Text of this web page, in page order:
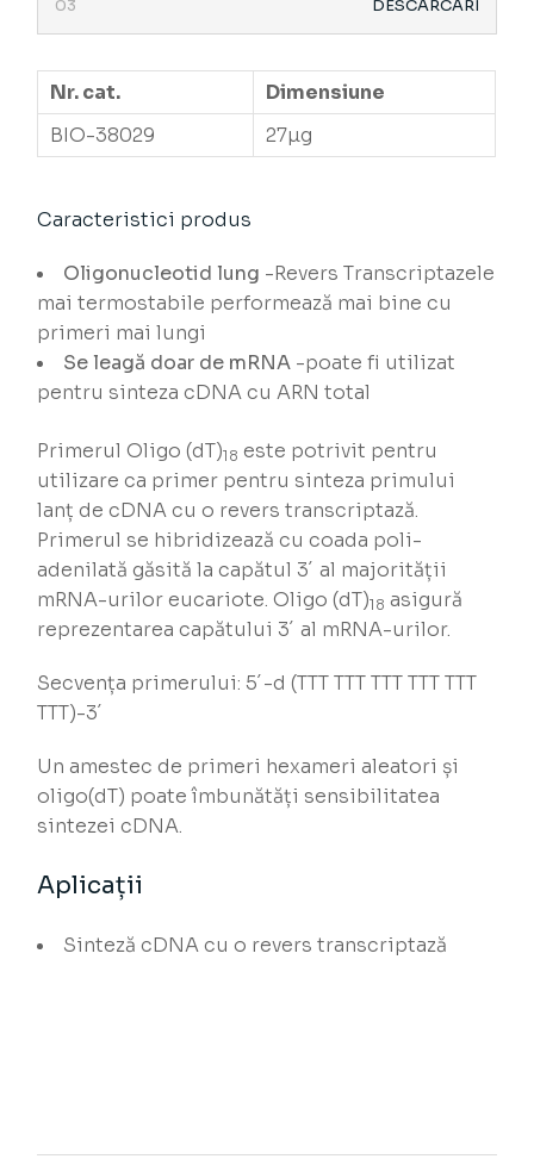
DESCĂRCĂRI
Nr. cat.
Dimensiune
BIO-38029
27µg
Caracteristici produs
Oligonucleotid lung -Revers Transcriptazele
mai termostabile performează mai bine cu
primeri mai lungi
Se leagă doar de mRNA -poate fi utilizat
pentru sinteza cDNA cu ARN total
Primerul Oligo (dT)18 este potrivit pentru
utilizare ca primer pentru sinteza primului
lanț de cDNA cu o revers transcriptază.
Primerul se hibridizează cu coada poli-
adenilată găsită la capătul 3´ al majorității
mRNA-urilor eucariote. Oligo (dT)18 asigură
reprezentarea capătului 3´ al mRNA-urilor.
Secvența primerului: 5´-d (TTT TTT TTT TTT TTT
TTT)-3´
Un amestec de primeri hexameri aleatori și
oligo(dT) poate îmbunătăți sensibilitatea
sintezei cDNA.
Aplicații
Sinteză cDNA cu o revers transcriptază